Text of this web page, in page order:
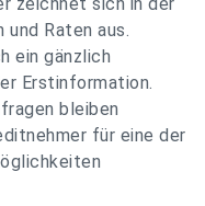
zeichnet sich in der
und Raten aus.
ein gänzlich
Erstinformation.
bleiben
für eine der